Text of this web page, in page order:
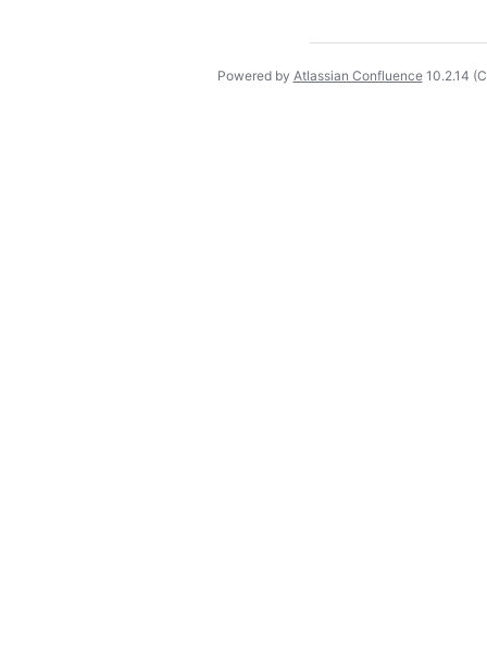
Powered by Atlassian Confluence 10.2.14